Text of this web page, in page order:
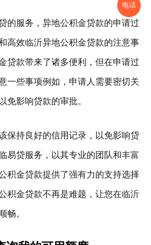
的服务，异地公积金贷款的申请过
高效临沂异地公积金贷款的注意事
贷款带来了诸多便利，但在申请过
一些事项例如，申请人需要密切关
免影响贷款的审批。
保持良好的信用记录，以免影响贷
易贷服务，以其专业的团队和丰富
积金贷款提供了强有力的支持选择
积金贷款不再是难题，让您在临沂
畅。
电话